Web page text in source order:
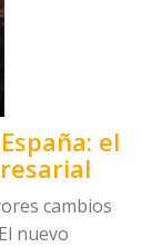
el
cambios
nuevo